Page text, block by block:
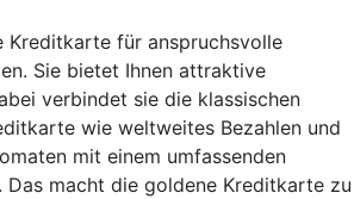
Kreditkarte für anspruchsvolle
Sie bietet Ihnen attraktive
verbindet sie die klassischen
wie weltweites Bezahlen und
mit einem umfassenden
Das macht die goldene Kreditkarte zu